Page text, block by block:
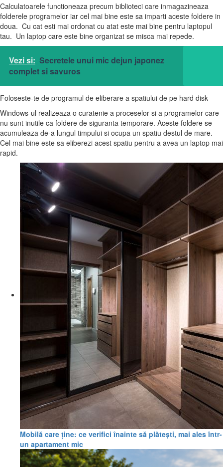
Calculatoarele functioneaza precum biblioteci care inmagazineaza
folderele programelor iar cel mai bine este sa imparti aceste foldere in
doua. Cu cat esti mai ordonat cu atat este mai bine pentru laptopul
tau. Un laptop care este bine organizat se misca mai repede.
Vezi si: Secretele unui mic dejun japonez
complet si savuros
Foloseste-te de programul de eliberare a spatiului de pe hard disk
Windows-ul realizeaza o curatenie a proceselor si a programelor care
nu sunt inutile ca foldere de siguranta temporare. Aceste foldere se
acumuleaza de-a lungul timpului si ocupa un spatiu destul de mare.
Cel mai bine este sa eliberezi acest spatiu pentru a avea un laptop mai
rapid.
Mobilă care ține: ce verifici înainte să plătești, mai ales într-
un apartament mic